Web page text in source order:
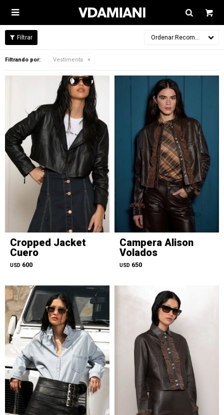

Recomendados
Filtrando por: Vestimenta
Cropped Jacket
Cuero
USD 600
Campera Alison
Volados
USD 650